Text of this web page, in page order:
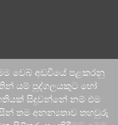
මෙම වෙබ් අඩවියේ පළකරනු
යම් පුද්ගලයකුට හෝ
සිදුවන්නේ නම් එම
තම අනන්‍යතාව තහවුරු